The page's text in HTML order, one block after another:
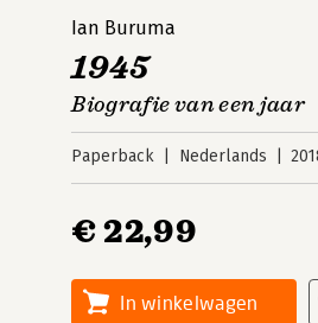
Ian Buruma
1945
Biografie van een jaar
Paperback Nederlands
€ 22,99
In winkelwagen